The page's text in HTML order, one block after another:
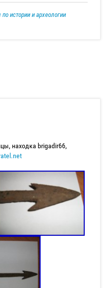
истории и археологии
находка brigadir66,